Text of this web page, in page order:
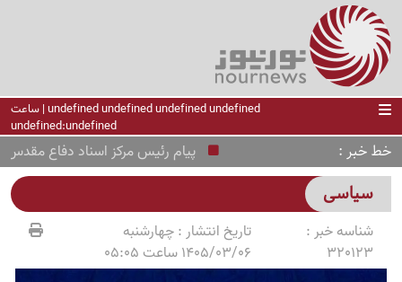
undefined undefined undefined undefined | ساعت
undefined:undefined
خط خبر پیام رئیس مرکز اسناد دفاع مقدس به
سیاسی
شناسه خبر :
320123
تاریخ انتشار :چهارشنبه
1405/03/06 ساعت 05:05